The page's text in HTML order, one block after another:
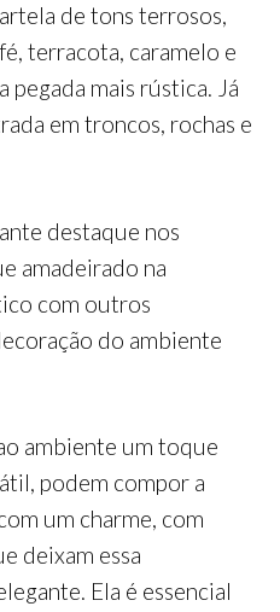
de tons terrosos,
terracota, caramelo e
mais rústica. Já
em troncos, rochas e
destaque nos
amadeirado na
com outros
do ambiente
ambiente um toque
podem compor a
um charme, com
deixam essa
Ela é essencial